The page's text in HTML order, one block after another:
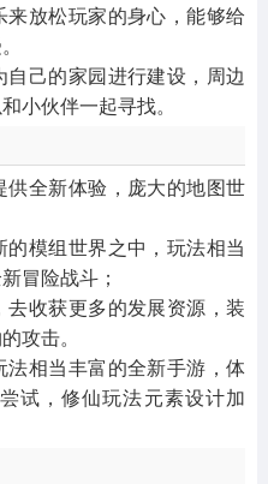
放松玩家的身心，能够给
己的家园进行建设，周边
小伙伴一起寻找。
全新体验，庞大的地图世
模组世界之中，玩法相当
冒险战斗；
收获更多的发展资源，装
攻击。
相当丰富的全新手游，体
试，修仙玩法元素设计加